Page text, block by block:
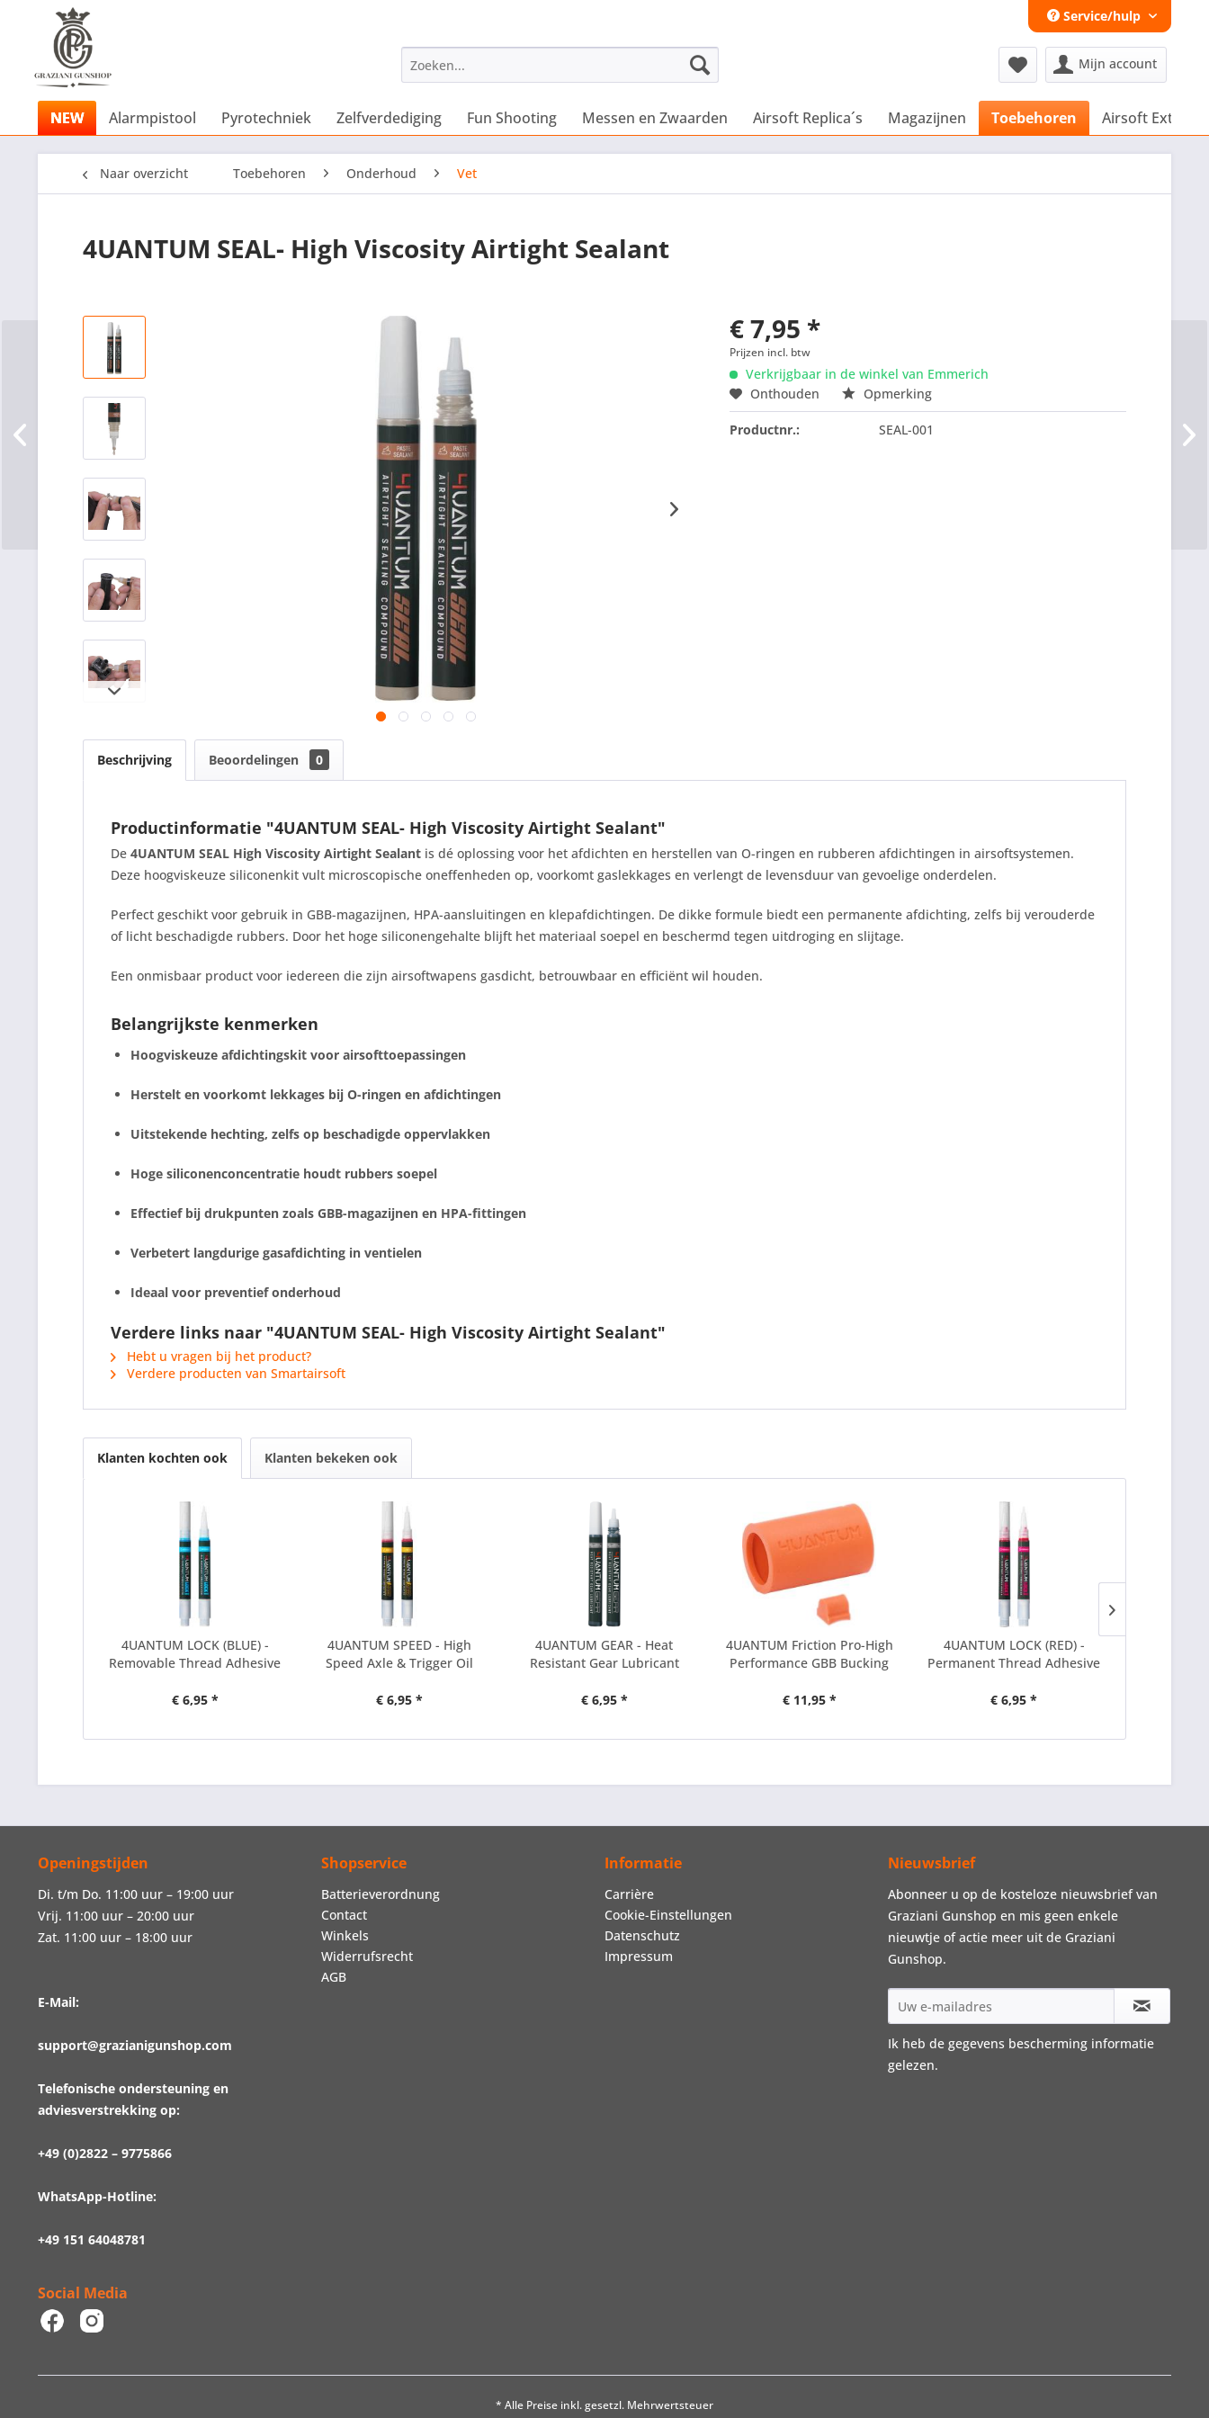
Service/hulp
Mijn account
NEW Alarmpistool Pyrotechniek Zelfverdediging Fun Shooting Messen en Zwaarden Airsoft Replica´s Magazijnen Toebehoren Airsoft Extra´s
Naar overzicht Toebehoren Onderhoud Vet
4UANTUM SEAL- High Viscosity Airtight Sealant
€ 7,95 *
Prijzen incl. btw
Verkrijgbaar in de winkel van Emmerich
Onthouden
Opmerking
Productnr.: SEAL-001
Beschrijving Beoordelingen 0
Productinformatie "4UANTUM SEAL- High Viscosity Airtight Sealant"
De 4UANTUM SEAL High Viscosity Airtight Sealant is dé oplossing voor het afdichten en herstellen van O-ringen en rubberen afdichtingen in airsoftsystemen.
Deze hoogviskeuze siliconenkit vult microscopische oneffenheden op, voorkomt gaslekkages en verlengt de levensduur van gevoelige onderdelen.
Perfect geschikt voor gebruik in GBB-magazijnen, HPA-aansluitingen en klepafdichtingen. De dikke formule biedt een permanente afdichting, zelfs bij verouderde
of licht beschadigde rubbers. Door het hoge siliconengehalte blijft het materiaal soepel en beschermd tegen uitdroging en slijtage.
Een onmisbaar product voor iedereen die zijn airsoftwapens gasdicht, betrouwbaar en efficiënt wil houden.
Belangrijkste kenmerken
Hoogviskeuze afdichtingskit voor airsofttoepassingen
Herstelt en voorkomt lekkages bij O-ringen en afdichtingen
Uitstekende hechting, zelfs op beschadigde oppervlakken
Hoge siliconenconcentratie houdt rubbers soepel
Effectief bij drukpunten zoals GBB-magazijnen en HPA-fittingen
Verbetert langdurige gasafdichting in ventielen
Ideaal voor preventief onderhoud
Verdere links naar "4UANTUM SEAL- High Viscosity Airtight Sealant"
Hebt u vragen bij het product?
Verdere producten van Smartairsoft
Klanten kochten ook Klanten bekeken ook
4UANTUM LOCK (BLUE) -
Removable Thread Adhesive
€ 6,95 *
4UANTUM SPEED - High
Speed Axle & Trigger Oil
€ 6,95 *
4UANTUM GEAR - Heat
Resistant Gear Lubricant
€ 6,95 *
4UANTUM Friction Pro-High
Performance GBB Bucking
€ 11,95 *
4UANTUM LOCK (RED) -
Permanent Thread Adhesive
€ 6,95 *
Openingstijden
Di. t/m Do. 11:00 uur – 19:00 uur
Vrij. 11:00 uur – 20:00 uur
Zat. 11:00 uur – 18:00 uur
E-Mail:
support@grazianigunshop.com
Telefonische ondersteuning en
adviesverstrekking op:
+49 (0)2822 – 9775866
WhatsApp-Hotline:
+49 151 64048781
Social Media
Shopservice
Batterieverordnung
Contact
Winkels
Widerrufsrecht
AGB
Informatie
Carrière
Cookie-Einstellungen
Datenschutz
Impressum
Nieuwsbrief
Abonneer u op de kosteloze nieuwsbrief van
Graziani Gunshop en mis geen enkele
nieuwtje of actie meer uit de Graziani
Gunshop.
Ik heb de gegevens bescherming informatie
gelezen.
* Alle Preise inkl. gesetzl. Mehrwertsteuer